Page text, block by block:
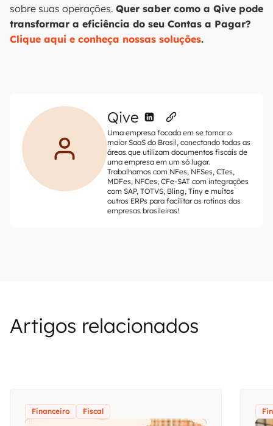
sobre suas operações. Quer saber como a Qive pode
transformar a eficiência do seu Contas a Pagar?
Clique aqui e conheça nossas soluções.
Qive
Uma empresa focada em se tornar o
maior SaaS do Brasil, conectando todas as
áreas que utilizam documentos fiscais de
uma empresa em um só lugar.
Trabalhamos com NFes, NFSes, CTes,
MDFes, NFCes, CFe-SAT com integrações
com SAP, TOTVS, Bling, Tiny e muitos
outros ERPs para facilitar as rotinas das
empresas brasileiras!
Artigos relacionados
Financeiro Fiscal